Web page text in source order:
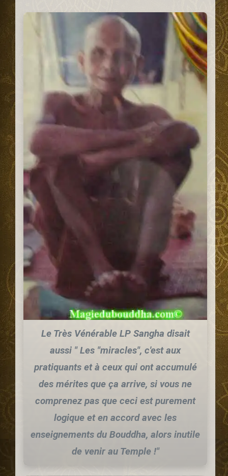
Le Très Vénérable LP Sangha disait
aussi "Les "miracles", c'est aux
pratiquants et à ceux qui ont accumulé
des mérites que ça arrive, si vous ne
comprenez pas que ceci est purement
logique et en accord avec les
enseignements du Bouddha, alors inutile
de venir au Temple !"